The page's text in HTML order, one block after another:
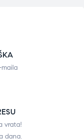
vrata!
dana.